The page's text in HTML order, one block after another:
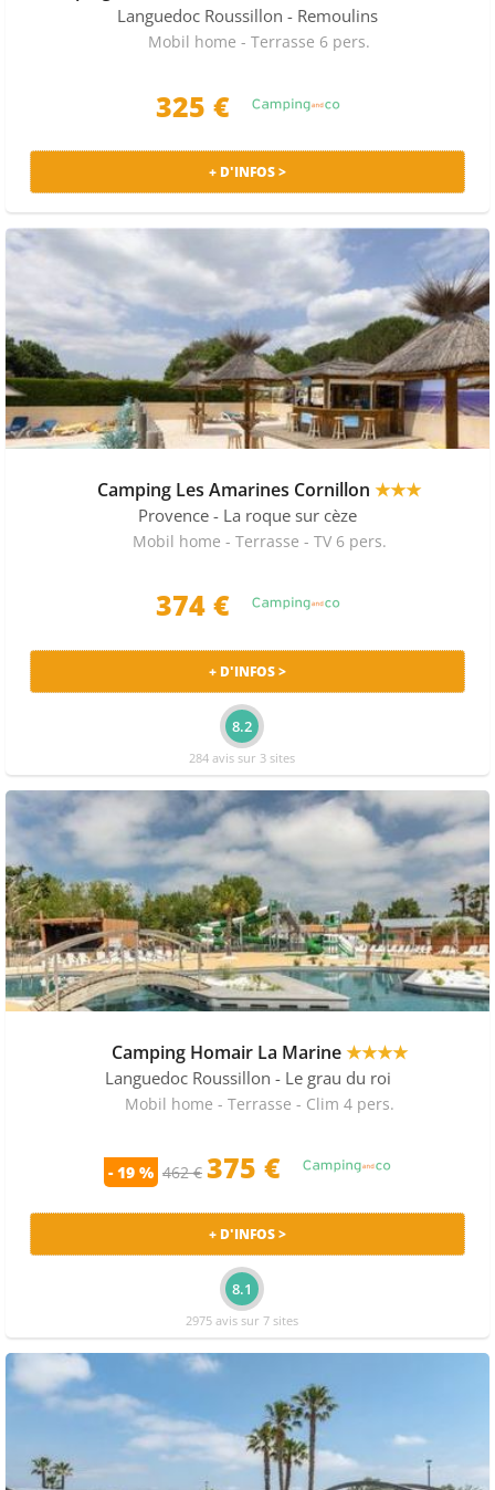
Languedoc Roussillon - Remoulins
Mobil home - Terrasse 6 pers.
325 €
+ D'INFOS >
Camping Les Amarines Cornillon ★★★
Provence - La roque sur cèze
Mobil home - Terrasse - TV 6 pers.
374 €
+ D'INFOS >
8.2
284 avis sur 3 sites
Camping Homair La Marine★★★★
Languedoc Roussillon - Le grau du roi
Mobil home - Terrasse - Clim 4 pers.
- 19 % 462 € 375 €
+ D'INFOS >
8.1
2975 avis sur 7 sites